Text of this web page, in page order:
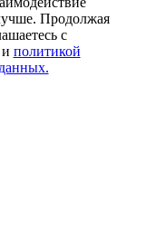
Продолжая
с
политикой